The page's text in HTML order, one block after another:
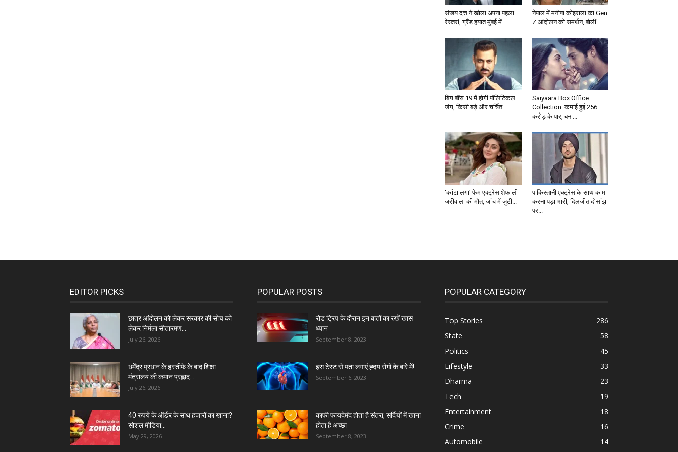
संजय दत्त ने खोला अपना पहला
रेस्तरां, ग्रैंड हयात मुंबई में...
नेपाल में मनीषा कोइराला का Gen
Z आंदोलन को समर्थन, बोलीं...
बिग बॉस 19 में होगी पॉलिटिकल
जंग, किसी बड़े और चर्चित...
Saiyaara Box Office
Collection: कमाई हुई 256
करोड़ के पार, बना...
‘कांटा लगा’ फेम एक्ट्रेस शेफाली
जरीवाला की मौत, जांच में जुटी...
पाकिस्तानी एक्ट्रेस के साथ काम
करना पड़ा भारी, दिलजीत दोसांझ
पर...
EDITOR PICKS
छात्र आंदोलन को लेकर सरकार की सोच को
लेकर निर्मला सीतारमण...
July 26, 2026
धर्मेंद्र प्रधान के इस्तीफे के बाद शिक्षा
मंत्रालय की कमान प्रह्लाद...
July 26, 2026
40 रुपये के ऑर्डर के साथ हजारों का खाना?
सोशल मीडिया...
May 29, 2026
POPULAR POSTS
रोड ट्रिप के दौरान इन बातों का रखें खास
ध्यान
September 8, 2023
इस टेस्ट से पता लगाएं ह्दय रोगों के बारे में!
September 6, 2023
काफी फायदेमंद होता है संतरा, सर्दियों में खाना
होता है अच्छा
September 8, 2023
POPULAR CATEGORY
Top Stories
286
State
58
Politics
45
Lifestyle
33
Dharma
23
Tech
19
Entertainment
18
Crime
16
Automobile
14